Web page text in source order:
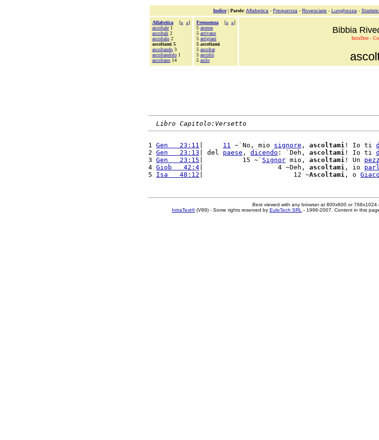
Indice| Parole: Alfabetica - Frequenza - Rovesciate - Lunghezza -
Alfabetica [« »]
ascoltale 1
ascoltali 2
ascoltalo 2
ascoltami 5
ascoltando 3
ascoltandolo 1
ascoltano 14
Frequenza [« »]
5 aronne
5 arrivano
5 artigiani
5 ascoltami
5 ascoltar
5 ascoltò
5 asilo
Bibbia
IntraText -
Libro Capitolo:Versetto
1 Gen   23:11 11 ~`No, mio signore , ascoltami ! Io ti
2 Gen   23:13 | del paese , dicendo : `Deh, ascoltami ! Io ti
3 Gen   23:15 |          15 ~` Signor mio, ascoltami ! Un
4 Giob   42:4 |                   4 ~Deh, ascoltami , io
5 Isa   48:12 |                       12 ~Ascoltami , o
Best viewed with any browser at 800x600 or 768x1024
IntraText®(V89) - Some rights reserved by EuloTech SRL - 1996-2007. Content in this